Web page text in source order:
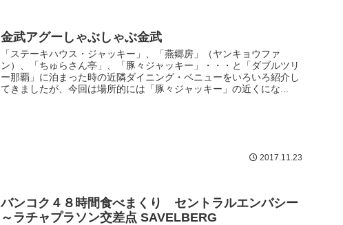
金武アグーしゃぶしゃぶ金武
「ステーキハウス・ジャッキー」、「燕郷房」（ヤンキョウファ
ン）、「ちゅらさん亭」、「豚々ジャッキー」・・・と「ダブルツリ
ー那覇」に泊まった時の近隣ダイニング・ベニューをいろいろ紹介し
てきましたが、今回は場所的には「豚々ジャッキー」の近くにな...
2017.11.23
バンコク４８時間食べまくり セントラルエンバシー
～ラチャプラソン交差点 SAVELBERG